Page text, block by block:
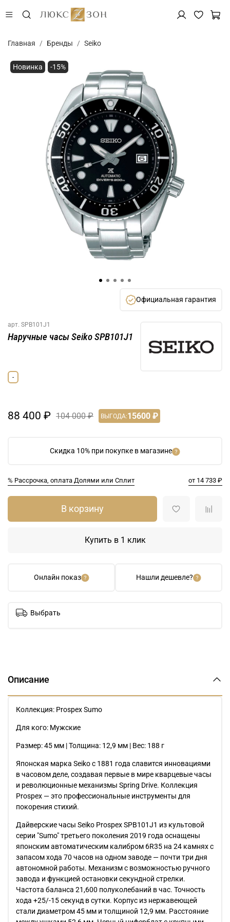
Главная Бренды Seiko
Новинка -15%
Официальная гарантия
арт. SPB101J1
Скидка 10% при покупке в магазине
% Рассрочка, оплата Долями или Сплит от 14 733 ₽
Наручные часы Seiko SPB101J1
-
88 400 ₽ 104 000 ₽ ВЫГОДА:15600 ₽
Онлайн показ Нашли дешевле?
В корзину
Купить в 1 клик
Выбрать
Описание
Коллекция: Prospex Sumo
Для кого: Мужские
Размер: 45 мм | Толщина: 12,9 мм | Вес: 188 г
Японская марка Seiko с 1881 года славится инновациями
в часовом деле, создавая первые в мире кварцевые часы
и революционные механизмы Spring Drive. Коллекция
Prospex — это профессиональные инструменты для
покорения стихий.
Дайверские часы Seiko Prospex SPB101J1 из культовой
серии "Sumo" третьего поколения 2019 года оснащены
японским автоматическим калибром 6R35 на 24 камнях с
запасом хода 70 часов на одном заводе — почти три дня
автономной работы. Механизм с возможностью ручного
завода и функцией остановки секундной стрелки.
Частота баланса 21,600 полуколебаний в час. Точность
хода +25/-15 секунд в сутки. Корпус из нержавеющей
стали диаметром 45 мм и толщиной 12,9 мм. Расстояние